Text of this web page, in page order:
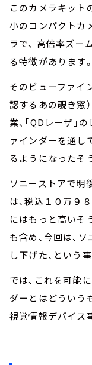
このカメラキット
小のコンパクトカ
ラで、 高倍率ズー
る特徴があります。
そのビューファイ
認するあの覗き窓
業、「QDレーザ」
ァインダーを通し
るようになったそ
ソニーストアで明
は、税込１０万９
にはもっと高いそ
も含め、今回は、
し下げた、という
では、これを可能
ダーとはどういう
視覚情報デバイス